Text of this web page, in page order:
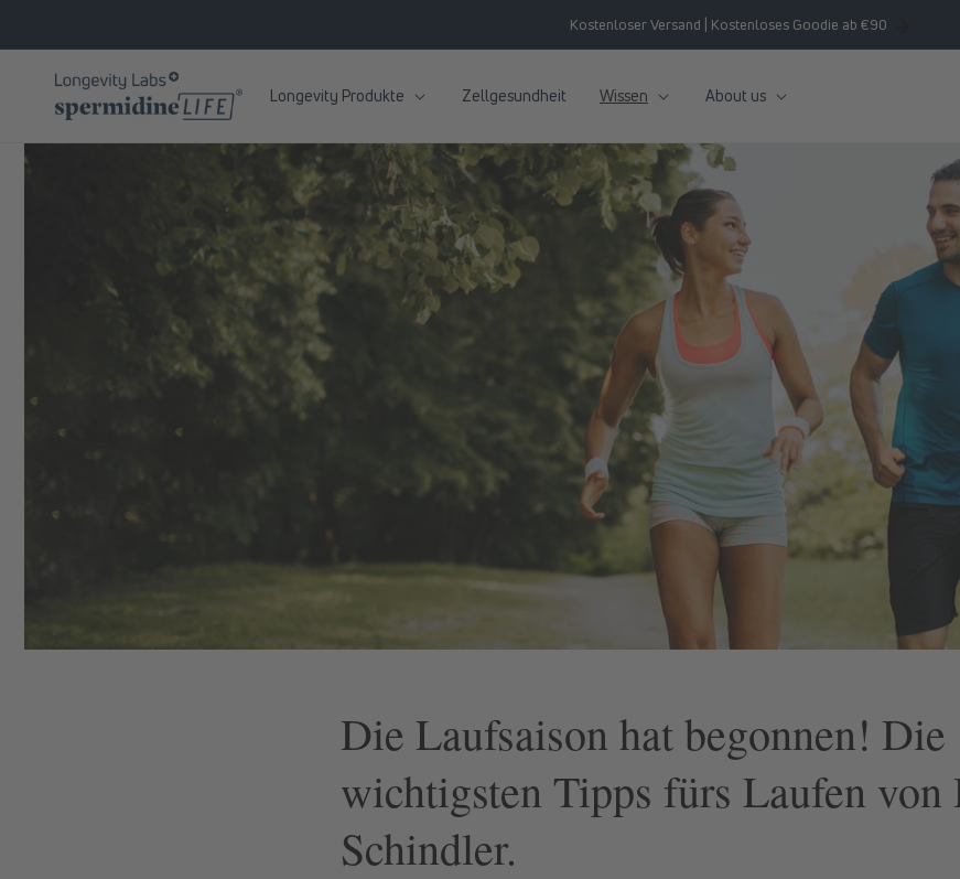
Inhalt
Kostenloser Versand | Kostenloses Goodie ab €90
Longevity Produkte Zellgesundheit Wissen About us
Die Laufsaison hat begonnen! Die
wichtigsten Tipps fürs Laufen von
Schindler.